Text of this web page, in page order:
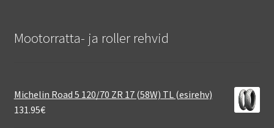
Mootorratta- ja roller rehvid
Michelin Road 5 120/70 ZR 17 (58W) TL (esirehv)
131.95€